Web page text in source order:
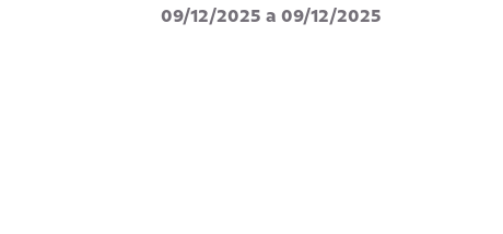
09/12/2025 a 09/12/2025